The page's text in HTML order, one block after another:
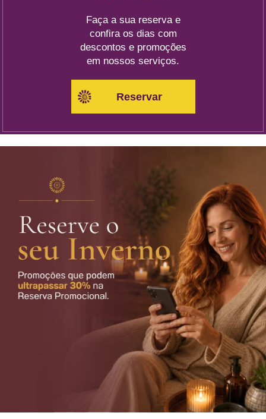
Faça a sua reserva e
confira os dias com
descontos e promoções
em nossos serviços.
Reservar